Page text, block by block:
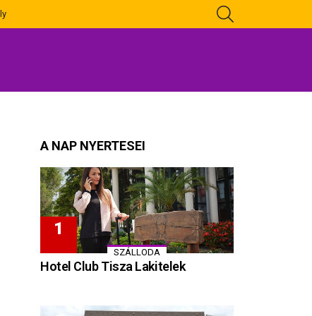
A NAP NYERTESEI
SZÁLLODA
Hotel Club Tisza Lakitelek